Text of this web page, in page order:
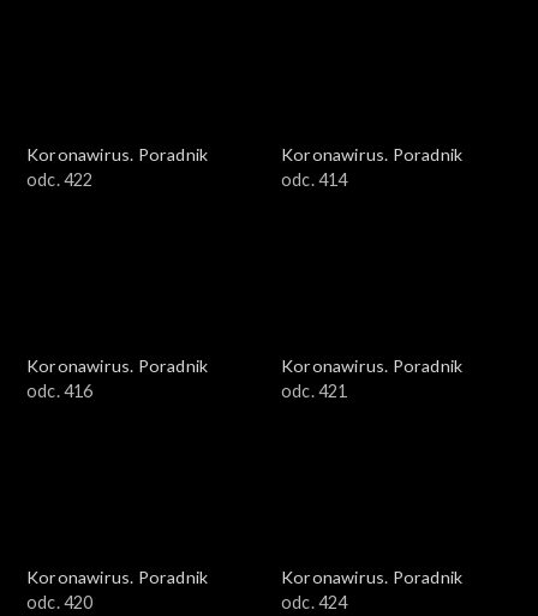
Koronawirus. Poradnik
odc. 422
Koronawirus. Poradnik
odc. 414
Koronawirus. Poradnik
odc. 416
Koronawirus. Poradnik
odc. 421
Koronawirus. Poradnik
odc. 420
Koronawirus. Poradnik
odc. 424